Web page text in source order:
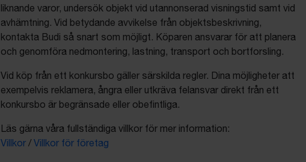
liknande varor, undersök objekt vid utannonserad visningstid samt vid
avhämtning. Vid betydande avvikelse från objektsbeskrivning,
kontakta Budi så snart som möjligt. Köparen ansvarar för att planera
och genomföra nedmontering, lastning, transport och bortforsling.
Vid köp från ett konkursbo gäller särskilda regler. Dina möjligheter att
exempelvis reklamera, ångra eller utkräva felansvar direkt från ett
konkursbo är begränsade eller obefintliga.
Läs gärna våra fullständiga villkor för mer information:
Villkor / Villkor för företag